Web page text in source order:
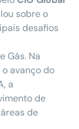
sobre o
desafios
Gás. Na
avanço do
a
de
de